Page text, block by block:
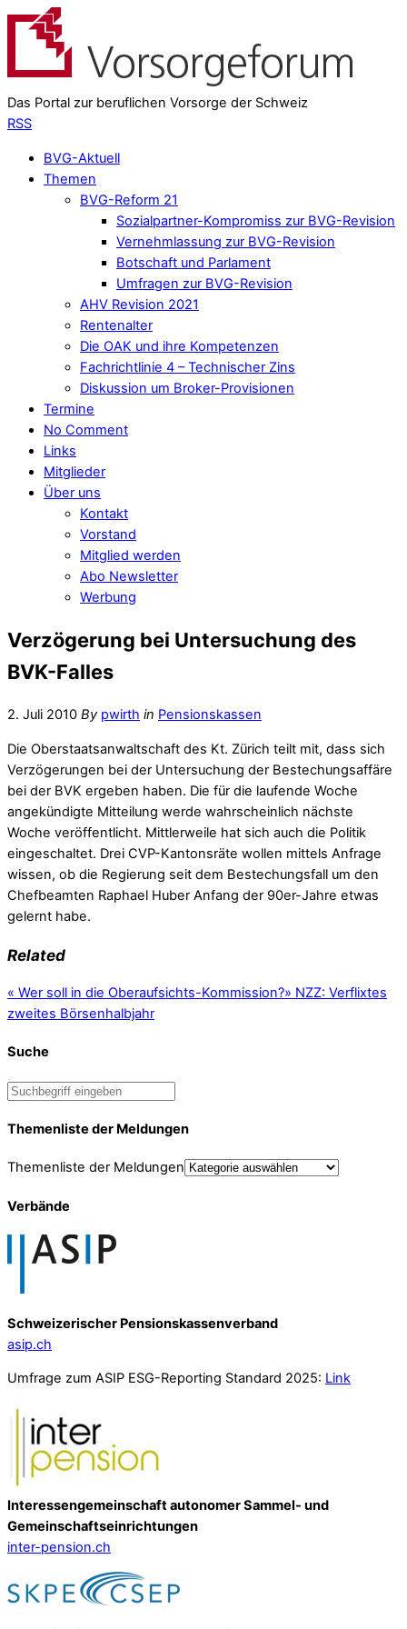
Das Portal zur beruflichen Vorsorge der Schweiz
RSS
BVG-Aktuell
Themen
BVG-Reform 21
Sozialpartner-Kompromiss zur BVG-Revision
Vernehmlassung zur BVG-Revision
Botschaft und Parlament
Umfragen zur BVG-Revision
AHV Revision 2021
Rentenalter
Die OAK und ihre Kompetenzen
Fachrichtlinie 4 – Technischer Zins
Diskussion um Broker-Provisionen
Termine
No Comment
Links
Mitglieder
Über uns
Kontakt
Vorstand
Mitglied werden
Abo Newsletter
Werbung
Verzögerung bei Untersuchung des
BVK-Falles
2. Juli 2010 By pwirth in Pensionskassen
Die Oberstaatsanwaltschaft des Kt. Zürich teilt mit, dass sich
Verzögerungen bei der Untersuchung der Bestechungsaffäre
bei der BVK ergeben haben. Die für die laufende Woche
angekündigte Mitteilung werde wahrscheinlich nächste
Woche veröffentlicht. Mittlerweile hat sich auch die Politik
eingeschaltet. Drei CVP-Kantonsräte wollen mittels Anfrage
wissen, ob die Regierung seit dem Bestechungsfall um den
Chefbeamten Raphael Huber Anfang der 90er-Jahre etwas
gelernt habe.
Related
« Wer soll in die Oberaufsichts-Kommission?» NZZ: Verflixtes
zweites Börsenhalbjahr
Suche
Themenliste der Meldungen
Themenliste der Meldungen
Verbände
Schweizerischer Pensionskassenverband
asip.ch
Umfrage zum ASIP ESG-Reporting Standard 2025: Link
Interessengemeinschaft autonomer Sammel- und
Gemeinschafts­einrichtungen
inter-pension.ch